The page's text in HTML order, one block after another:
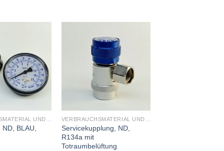
BLAU,
Servicekupplung, ND,
R134a mit
Totraumbelüftung